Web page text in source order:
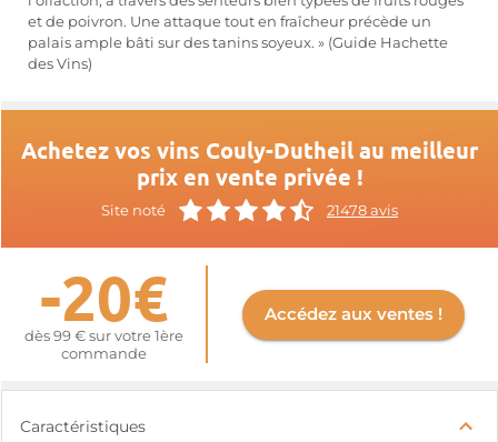
et de poivron. Une attaque tout en fraîcheur précède un
palais ample bâti sur des tanins soyeux. » (Guide Hachette
des Vins)
Achetez vos vins Couly-Dutheil au meilleur
prix en vente privée !
Site noté 21478 avis
-20€
dès 99 € sur votre 1ère
commande
Accédez aux ventes !
Caractéristiques